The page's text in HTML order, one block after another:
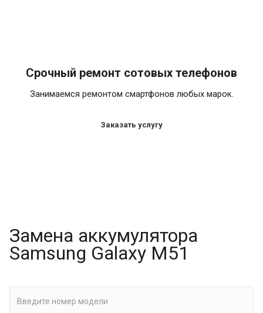
Срочный ремонт сотовых телефонов
Занимаемся ремонтом смартфонов любых марок.
Заказать услугу
Замена аккумулятора
Samsung Galaxy M51